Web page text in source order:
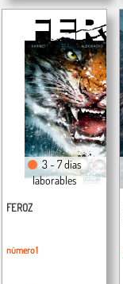
3 - 7 días
laborables
FEROZ
número 1